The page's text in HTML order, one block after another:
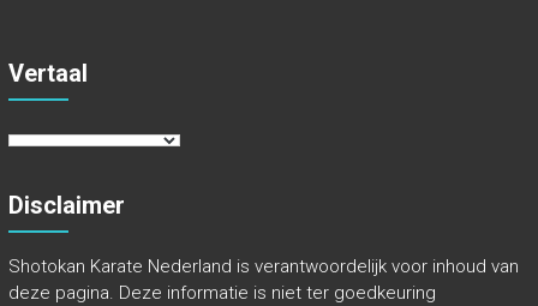
Vertaal
Disclaimer
Shotokan Karate Nederland is verantwoordelijk voor inhoud van
deze pagina. Deze informatie is niet ter goedkeuring